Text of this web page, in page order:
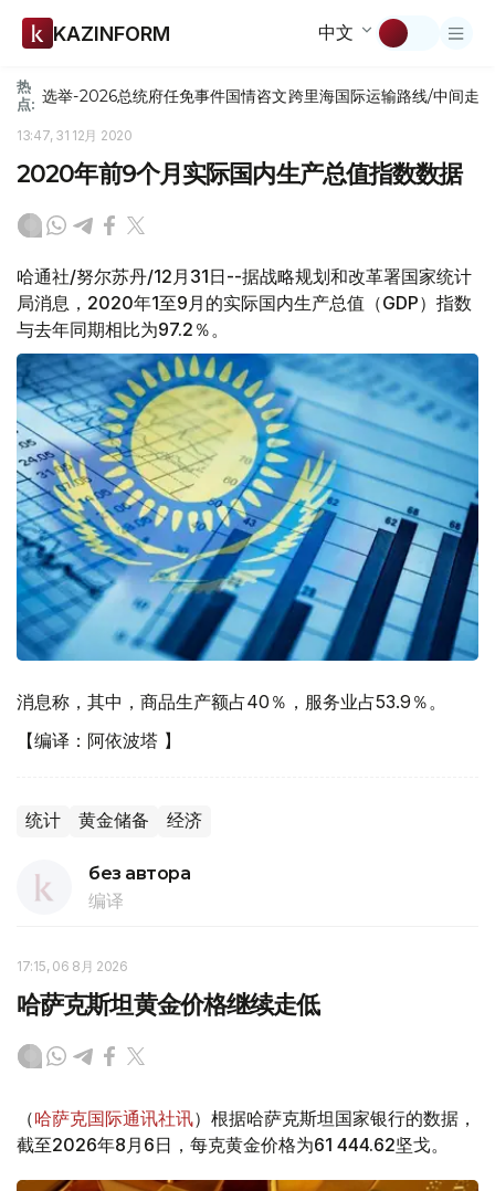
KAZINFORM 中文
热
点: 选举-2026总统府任免事件国情咨文跨里海国际运输路线/中间走廊
13:47, 31 12月 2020
2020年前9个月实际国内生产总值指数数据
哈通社/努尔苏丹/12月31日--据战略规划和改革署国家统计
局消息，2020年1至9月的实际国内生产总值（GDP）指数
与去年同期相比为97.2％。
消息称，其中，商品生产额占40％，服务业占53.9％。
【编译：阿依波塔 】
统计 黄金储备 经济
без автора
编译
17:15, 06 8月 2026
哈萨克斯坦黄金价格继续走低
（哈萨克国际通讯社讯）根据哈萨克斯坦国家银行的数据，
截至2026年8月6日，每克黄金价格为61 444.62坚戈。